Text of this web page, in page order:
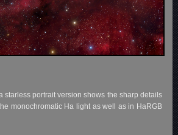
starless portrait version shows the sharp details
monochromatic Ha light as well as in HaRGB